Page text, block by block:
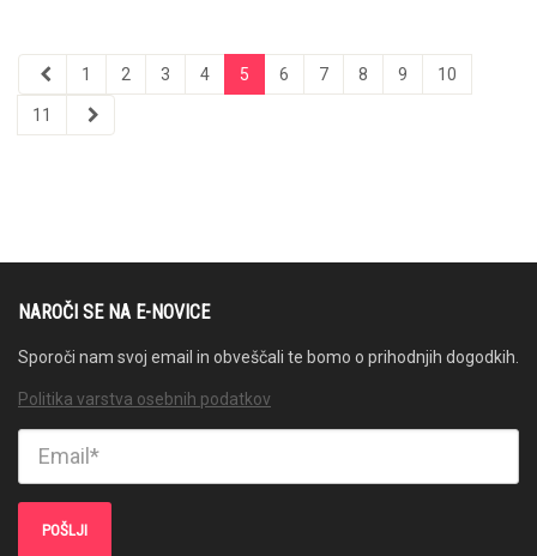
1 2 3 4 5 6 7 8 9 10
11
NAROČI SE NA E-NOVICE
Sporoči nam svoj email in obveščali te bomo o prihodnjih dogodkih.
Politika varstva osebnih podatkov